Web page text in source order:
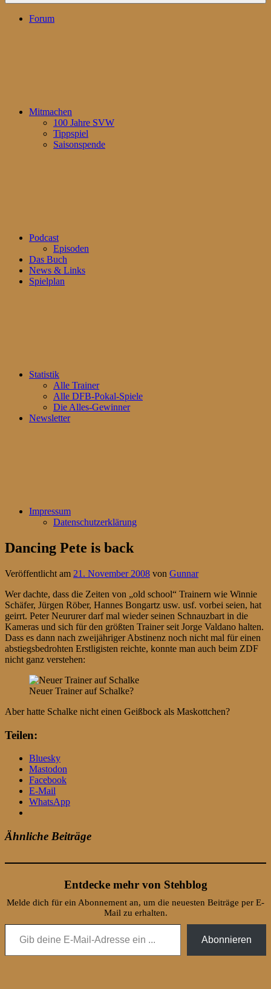
Forum
Mitmachen
100 Jahre SVW
Tippspiel
Saisonspende
Podcast
Episoden
Das Buch
News & Links
Spielplan
Statistik
Alle Trainer
Alle DFB-Pokal-Spiele
Die Alles-Gewinner
Newsletter
Impressum
Datenschutzerklärung
Dancing Pete is back
Veröffentlicht am 21. November 2008 von Gunnar
Wer dachte, dass die Zeiten von „old school“ Trainern wie Winnie
Schäfer, Jürgen Röber, Hannes Bongartz usw. usf. vorbei seien, hat
geirrt. Peter Neururer darf mal wieder seinen Schnauzbart in die
Kameras und sich für den größten Trainer seit Jorge Valdano halten.
Dass es dann nach zweijähriger Abstinenz noch nicht mal für einen
abstiegsbedrohten Erstligisten reichte, konnte man auch beim ZDF
nicht ganz verstehen:
Neuer Trainer auf Schalke?
Aber hatte Schalke nicht einen Geißbock als Maskottchen?
Teilen:
Bluesky
Mastodon
Facebook
E-Mail
WhatsApp
Ähnliche Beiträge
Entdecke mehr von Stehblog
Melde dich für ein Abonnement an, um die neuesten Beiträge per E-
Mail zu erhalten.
Gib deine E-Mail-Adresse ein ...
Abonnieren